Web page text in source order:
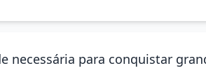
necessária para conquistar